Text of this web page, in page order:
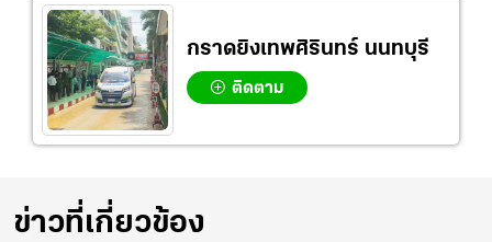
กราดยิงเทพศิรินทร์ นนทบุรี
ติดตาม
ข่าวที่เกี่ยวข้อง